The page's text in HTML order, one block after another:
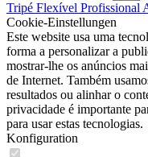
Tripé Flexível Profissional
Cookie-Einstellungen
Este website usa uma
forma a personalizar a
mostrar-lhe os anúncios
de Internet. Também
resultados ou alinhar o
privacidade é importante
para usar estas tecnologias.
Konfiguration